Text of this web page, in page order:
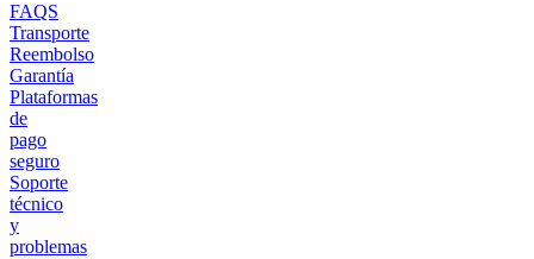
FAQS
Transporte
Reembolso
Garantía
Plataformas
de
pago
seguro
Soporte
técnico
y
problemas